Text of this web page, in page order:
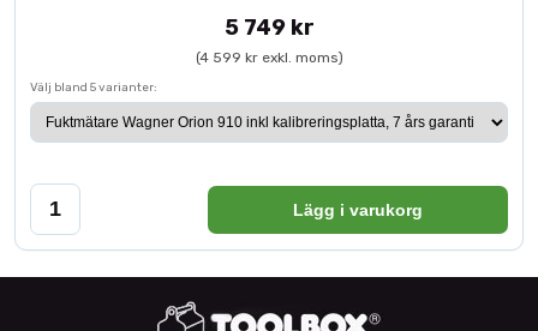
5 749 kr
(4 599 kr exkl. moms)
Välj bland 5 varianter:
Lägg i varukorg